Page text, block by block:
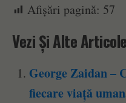
Afișări pagină: 57
Vezi Și Alte
George Zaidan –
fiecare viață